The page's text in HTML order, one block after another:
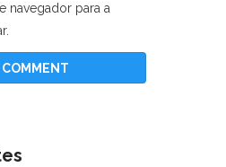
navegador para a